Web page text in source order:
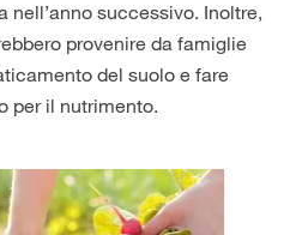
nell’anno successivo. Inoltre,
provenire da famiglie
del suolo e fare
per il nutrimento.